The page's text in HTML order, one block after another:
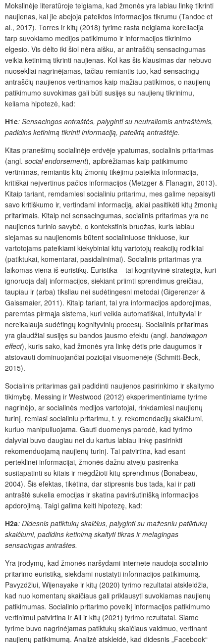
Mokslinėje literatūroje teigiama, kad žmonės yra labiau linkę tikrinti
naujienas, kai jie abejoja pateiktos informacijos tikrumu (Tandoc et
al., 2017). Torres ir kitų (2018) tyrime rasta neigiama koreliacija
tarp suvokiamo medijos patikimumo ir informacijos tikrinimo
elgesio. Vis dėlto iki šiol nėra aišku, ar antraščių sensacingumas
veikia ketinimą tikrinti naujienas. Kol kas šis klausimas dar nebuvo
nuosekliai nagrinėjamas, tačiau remiantis tuo, kad sensacingų
antraščių naujienos vertinamos kaip mažiau patikimos, o naujienų
patikimumo suvokimas gali būti susijęs su naujienų tikrinimu,
keliama hipotezė, kad:
H1c: Sensacingos antraštės, palyginti su neutraliomis antraštėmis,
padidins ketinimą tikrinti informaciją, pateiktą antraštėje.
Kitas pranešimų socialinėje erdvėje ypatumas, socialinis pritarimas
(angl. social endorsement), apibrėžiamas kaip patikimumo
vertinimas, remiantis kitų žmonių tikėjimu pateikta informacija,
kritiškai neįvertinus pačios informacijos (Metzger & Flanagin, 2013).
Kitaip tariant, remdamiesi socialiniu pritarimu, mes galime nepaisyti
savo kritiškumo ir, vertindami informaciją, aklai pasitikėti kitų žmonių
pritarimais. Kitaip nei sensacingumas, socialinis pritarimas yra ne
naujienos turinio savybė, o kontekstinis bruožas, kuris labiau
siejamas su naujienomis būtent socialiniuose tinkluose, kur
vartotojams pateikiami kiekybiniai kitų vartotojų reakcijų rodikliai
(patiktukai, komentarai, pasidalinimai). Socialinis pritarimas yra
laikomas viena iš euristikų. Euristika – tai kognityvinė strategija, kuri
ignoruoja dalį informacijos, siekiant priimti sprendimus greičiau,
taupiau ir (arba) tiksliau nei sudėtingesni metodai (Gigerenzer &
Gaissmaier, 2011). Kitaip tariant, tai yra informacijos apdorojimas,
paremtas pirmąja sistema, kuri veikia automatiškai, intuityviai ir
nereikalauja sudėtingų kognityvinių procesų. Socialinis pritarimas
yra glaudžiai susijęs su bandos jausmo efektu (angl. bandwagon
effect), kuris sako, kad žmonės yra linkę dėtis prie daugumos ir
atstovauti dominuojančiai pozicijai visuomenėje (Schmitt-Beck,
2015).
Socialinis pritarimas gali padidinti naujienos pasirinkimo ir skaitymo
tikimybę. Messing ir Westwood (2012) eksperimentiniame tyrime
nagrinėjo, ar socialinės medijos vartotojai, rinkdamiesi naujienų
turinį, remiasi socialiniu pritarimu, t. y. rekomendacijų skaičiumi,
kuriuo manipuliuojama. Gauti duomenys parodė, kad tyrimo
dalyviai buvo daugiau nei du kartus labiau linkę pasirinkti
rekomenduojamą naujienų turinį. Tai patvirtina, kad esant
perteklinei informacijai, žmonės dažnu atveju pasirenka
susitapatinti su kitais ir mėgdžioti kitų sprendimus (Bonabeau,
2004). Šis efektas, tikėtina, dar stipresnis bus tada, kai ir pati
antraštė sukelia emocijas ir skatina paviršutinišką informacijos
apdorojimą. Taigi galima kelti hipotezę, kad:
H2a: Didesnis patiktukų skaičius, palyginti su mažesniu patiktukų
skaičiumi, padidins ketinimą skaityti tikras ir melagingas
sensacingas antraštes.
Yra įrodymų, kad žmonės naršydami internete naudoja socialinio
pritarimo euristiką, siekdami nustatyti informacijos patikimumą.
Pavyzdžiui, Wijenayake ir kitų (2020) tyrimo rezultatai atskleidžia,
kad nuo komentarų skaičiaus gali priklausyti suvokiamas naujienų
patikimumas. Socialinio pritarimo poveikį informacijos patikimumo
vertinimui patvirtina ir Ali ir kitų (2021) tyrimo rezultatai. Šiame
tyrime buvo nagrinėjamas patiktukų skaičiaus vaidmuo, vertinant
naujienų patikimumą. Analizė atskleidė, kad didesnis „Facebook“